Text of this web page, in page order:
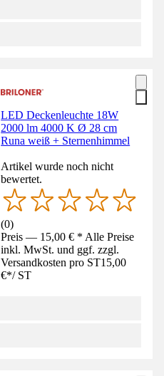
LED Deckenleuchte 18W
2000 lm 4000 K Ø 28 cm
Runa weiß + Sternenhimmel
Artikel wurde noch nicht
bewertet.
(0)
Preis — 15,00 € * Alle Preise
inkl. MwSt. und ggf. zzgl.
Versandkosten pro ST15,00
€*/ ST